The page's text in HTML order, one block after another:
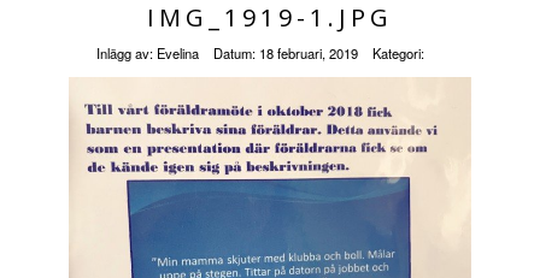
IMG_1919-1.JPG
Inlägg av: Evelina Datum: 18 februari, 2019 Kategori: